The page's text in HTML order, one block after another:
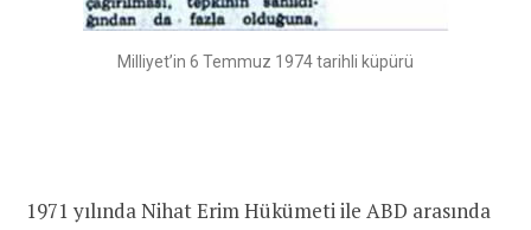
Milliyet’in 6 Temmuz 1974 tarihli küpürü
1971 yılında Nihat Erim Hükümeti ile ABD arasında